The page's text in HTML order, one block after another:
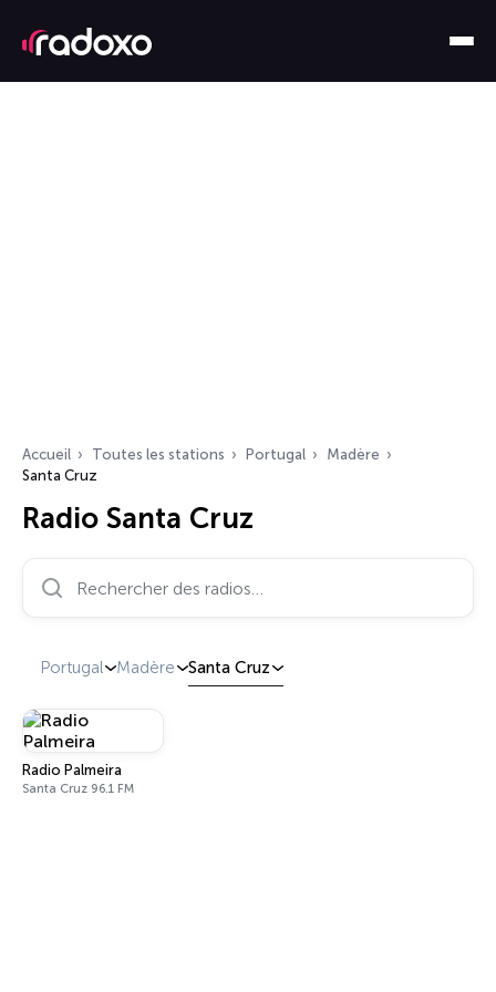
Accueil Toutes les stations Portugal
Madère
Santa Cruz
Radio Santa Cruz
Portugal Madère Santa Cruz
Radio Palmeira
Santa Cruz 96.1 FM